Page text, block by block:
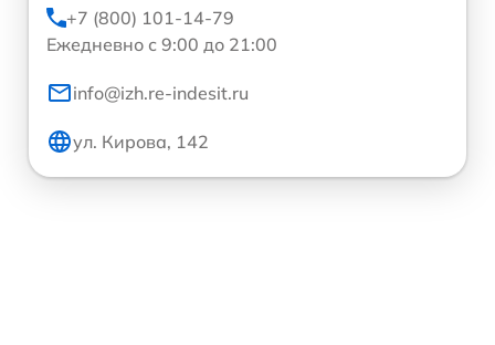
+7 (800) 101-14-79
Ежедневно с 9:00 до 21:00
info@izh.re-indesit.ru
ул. Кирова, 142